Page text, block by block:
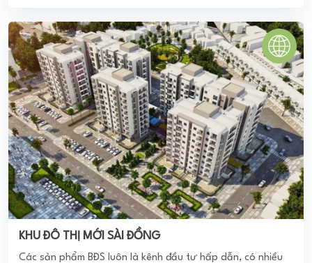
Khu phức hợp Ascott Waterfront
Ascott Waterfront SaiGon – Dự Án Căn Hộ Siêu Sang Ngay
Trung Tâm Sài Gòn Phồn Hoa Dự án căn hộ dịch vụ siêu
sang Ascott Waterfront SaiGon đã chính thức được ...
4.0 (2 đánh giá)
(Đánh giá từ website pomahomeviews.vn)